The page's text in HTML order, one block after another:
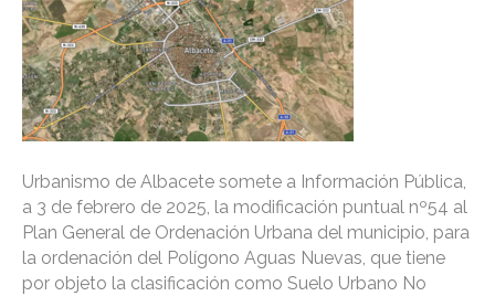
Urbanismo de Albacete somete a Información Pública,
a 3 de febrero de 2025, la modificación puntual nº54 al
Plan General de Ordenación Urbana del municipio, para
la ordenación del Polígono Aguas Nuevas, que tiene
por objeto la clasificación como Suelo Urbano No